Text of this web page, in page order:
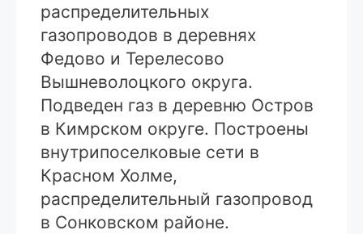
распределительных
газопроводов в деревнях
Федово и Терелесово
Вышневолоцкого округа.
Подведен газ в деревню Остров
в Кимрском округе. Построены
внутрипоселковые сети в
Красном Холме,
распределительный газопровод
в Сонковском районе.